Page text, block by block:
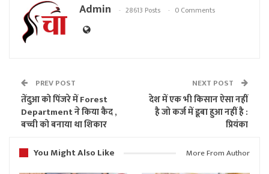
Admin 28613 Posts 0 Comments
PREV POST
तेंदुआ को पिंजरे में Forest
Department ने किया कैद ,
बच्ची को बनाया था शिकार
NEXT POST
देश में एक भी किसान ऐसा नहीं
है जो कर्ज में डूबा हुआ नहीं है :
प्रियंका
You Might Also Like
More From Author